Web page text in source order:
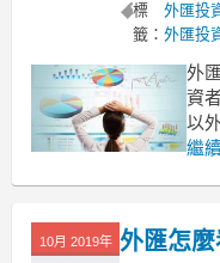
標
籤：
外匯投
外匯投
外
資
以
風
交
繼
10月 2019年 外匯怎